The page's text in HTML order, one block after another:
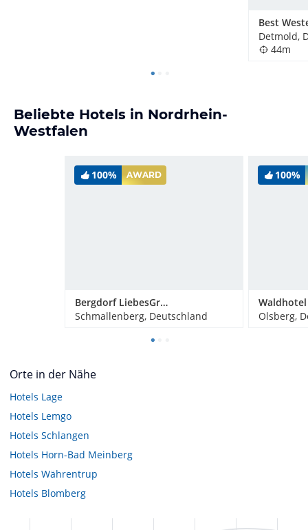
Detmold,
44m
Beliebte Hotels in Nordrhein-
Westfalen
100% AWARD
Bergdorf LiebesGrün
Schmallenberg, Deutschland
100%
Olsberg,
Orte in der Nähe
Hotels Lage
Hotels Lemgo
Hotels Schlangen
Hotels Horn-Bad Meinberg
Hotels Währentrup
Hotels Blomberg